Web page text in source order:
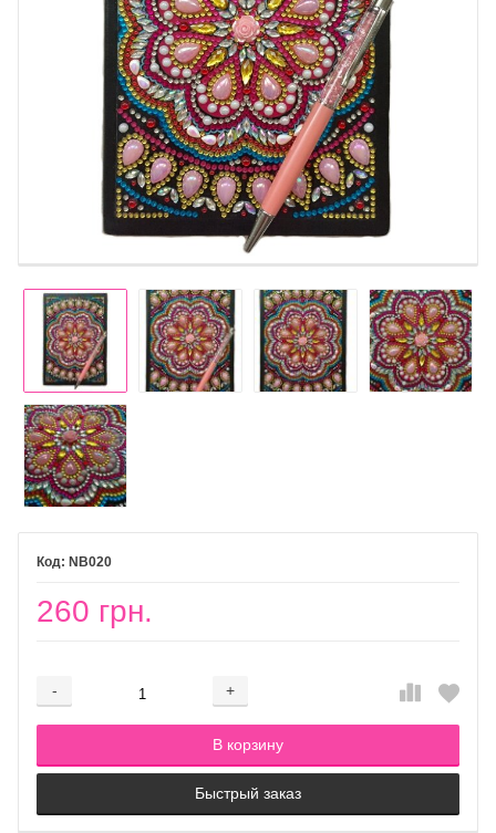
NB020
260 грн.
- +
Добавляется...
В корзину
Добавлен
Быстрый заказ